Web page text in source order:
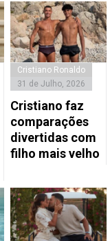
Cristiano Ronaldo
31 de Julho, 2026
Cristiano faz
comparações
divertidas com
filho mais velho